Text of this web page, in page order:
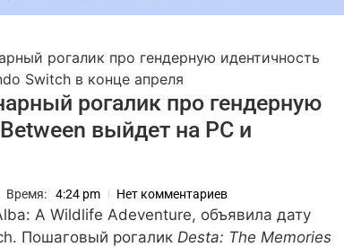
дронами, а Дикусар вернется домой только
окупилась – спустя два с половиной года и после
даже умный ИИ не может сравниться с людьми в
праздничную ночь выступят Билык, Джамала,
фанатское дополнение Forgotten Valley размером с
испортила худоба
рогалик про гендерную идентичность
Switch в конце апреля
рогалик про гендерную
выйдет на PC и
Время: 4:24 pm Нет комментариев
A Wildlife Adeventure, объявила дату
Пошаговый рогалик Desta: The Memories